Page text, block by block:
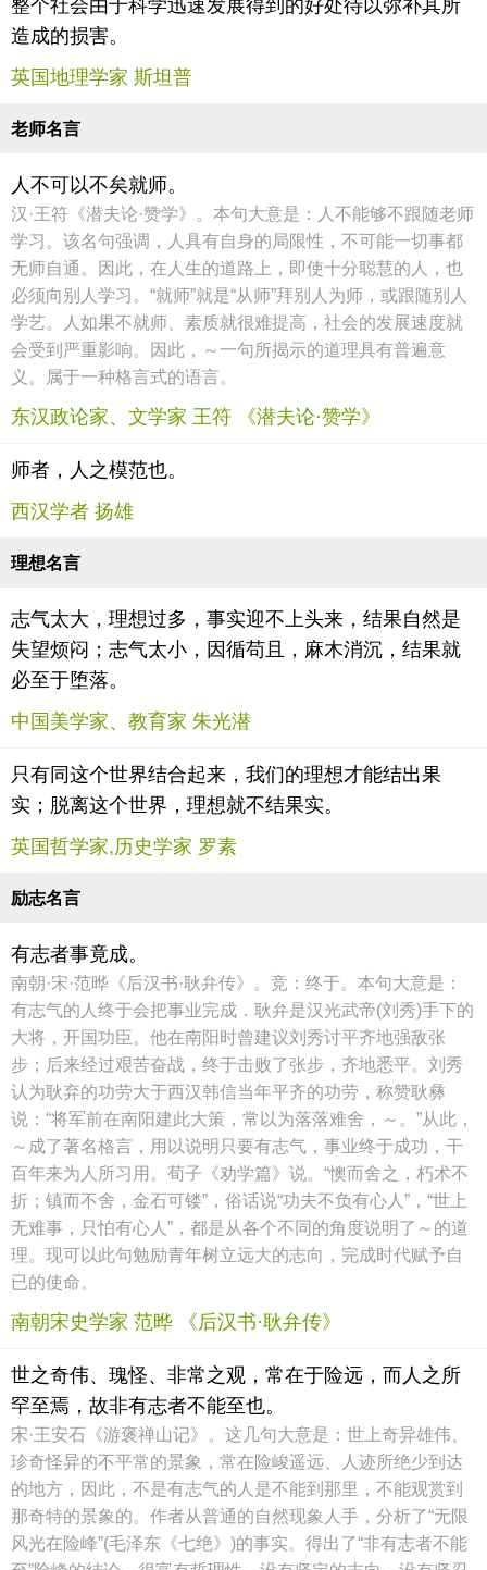
整个社会由于科学迅速发展得到的好处待以弥补其所
造成的损害。
英国地理学家 斯坦普
老师名言
人不可以不矣就师。
汉·王符《潜夫论·赞学》。本句大意是：人不能够不跟随老师
学习。该名句强调，人具有自身的局限性，不可能一切事都
无师自通。因此，在人生的道路上，即使十分聪慧的人，也
必须向别人学习。“就师”就是“从师”拜别人为师，或跟随别人
学艺。人如果不就师、素质就很难提高，社会的发展速度就
会受到严重影响。因此，～一句所揭示的道理具有普遍意
义。属于一种格言式的语言。
东汉政论家、文学家 王符 《潜夫论·赞学》
师者，人之模范也。
西汉学者 扬雄
理想名言
志气太大，理想过多，事实迎不上头来，结果自然是
失望烦闷；志气太小，因循苟且，麻木消沉，结果就
必至于堕落。
中国美学家、教育家 朱光潜
只有同这个世界结合起来，我们的理想才能结出果
实；脱离这个世界，理想就不结果实。
英国哲学家,历史学家 罗素
励志名言
有志者事竟成。
南朝·宋·范晔《后汉书·耿弁传》。竞：终于。本句大意是：
有志气的人终于会把事业完成．耿弁是汉光武帝(刘秀)手下的
大将，开国功臣。他在南阳时曾建议刘秀讨平齐地强敌张
步；后来经过艰苦奋战，终于击败了张步，齐地悉平。刘秀
认为耿弃的功劳大于西汉韩信当年平齐的功劳，称赞耿彝
说：“将军前在南阳建此大策，常以为落落难舍，～。”从此，
～成了著名格言，用以说明只要有志气，事业终于成功，干
百年来为人所习用。荀子《劝学篇》说。“懊而舍之，朽术不
折；镇而不舍，金石可镂”，俗话说“功夫不负有心人”，“世上
无难事，只怕有心人”，都是从各个不同的角度说明了～的道
理。现可以此句勉励青年树立远大的志向，完成时代赋予自
已的使命。
南朝宋史学家 范晔 《后汉书·耿弁传》
世之奇伟、瑰怪、非常之观，常在于险远，而人之所
罕至焉，故非有志者不能至也。
宋·王安石《游褒禅山记》。这几句大意是：世上奇异雄伟、
珍奇怪异的不平常的景象，常在险峻遥远、人迹所绝少到达
的地方，因此，不是有志气的人是不能到那里，不能观赏到
那奇特的景象的。作者从普通的自然现象人手，分析了“无限
风光在险峰”(毛泽东《七绝》)的事实。得出了“非有志者不能